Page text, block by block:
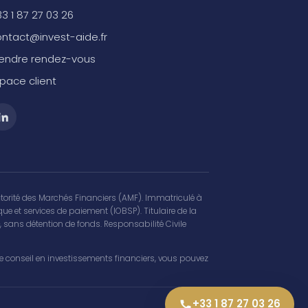
1 87 27 03 26
aide.fr
rendez-vous
client
des Marchés Financiers (AMF). Immatriculé à
et services de paiement (IOBSP). Titulaire de la
sans détention de fonds. Responsabilité Civile
conseil en investissements financiers, vous pouvez
+33 1 87 27 03 26